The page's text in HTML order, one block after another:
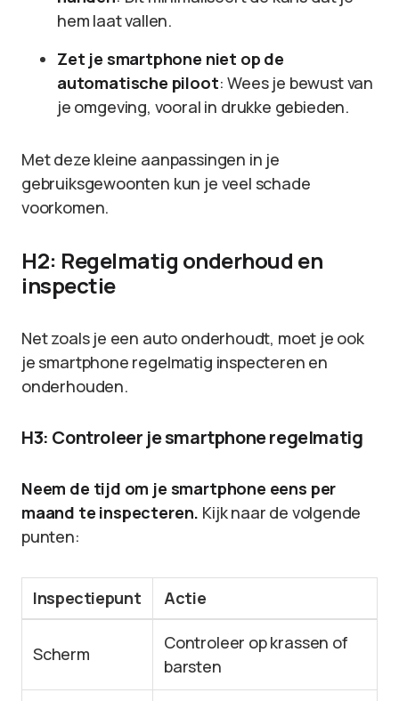
hem laat vallen.
Zet je smartphone niet op de
automatische piloot: Wees je bewust van
je omgeving, vooral in drukke gebieden.
Met deze kleine aanpassingen in je
gebruiksgewoonten kun je veel schade
voorkomen.
H2: Regelmatig onderhoud en
inspectie
Net zoals je een auto onderhoudt, moet je ook
je smartphone regelmatig inspecteren en
onderhouden.
H3: Controleer je smartphone regelmatig
Neem de tijd om je smartphone eens per
maand te inspecteren. Kijk naar de volgende
punten:
Inspectiepunt Actie
Scherm
Controleer op krassen of
barsten